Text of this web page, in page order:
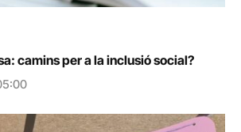
camins per a la inclusió social?